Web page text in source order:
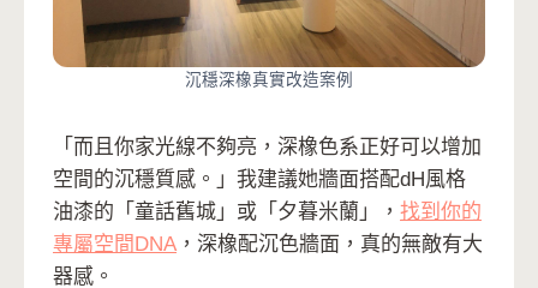
沉穩深橡真實改造案例
「而且你家光線不夠亮，深橡色系正好可以增加
空間的沉穩質感。」我建議她牆面搭配dH風格
油漆的「童話舊城」或「夕暮米蘭」， 找到你的
專屬空間DNA ，深橡配沉色牆面，真的無敵有大
器感。